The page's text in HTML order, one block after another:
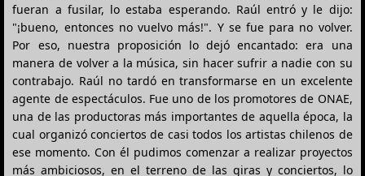
fueran a fusilar, lo estaba esperando. Raúl entró y le dijo:
"¡bueno, entonces no vuelvo más!". Y se fue para no volver.
Por eso, nuestra proposición lo dejó encantado: era una
manera de volver a la música, sin hacer sufrir a nadie con su
contrabajo. Raúl no tardó en transformarse en un excelente
agente de espectáculos. Fue uno de los promotores de ONAE,
una de las productoras más importantes de aquella época, la
cual organizó conciertos de casi todos los artistas chilenos de
ese momento. Con él pudimos comenzar a realizar proyectos
más ambiciosos, en el terreno de las giras y conciertos, lo